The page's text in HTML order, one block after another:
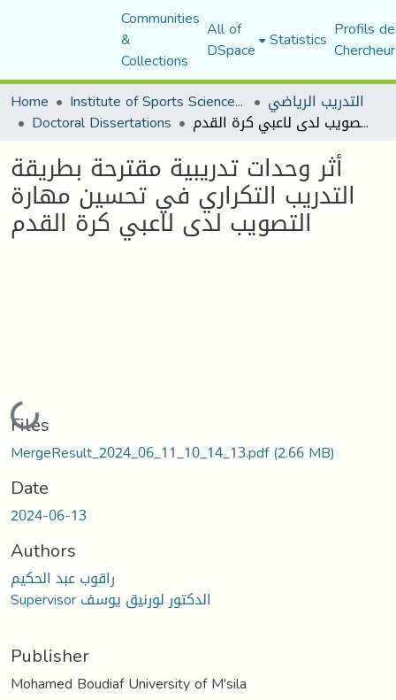
Communities
&
Collections
All of
DSpace Statistics Profils
Home
Institute of Sports Sciences and Techniques التدريب الرياضي
Doctoral Dissertations أثر وحدات تدريبية مقترحة بطريقة التدريب التكراري في تحسين مهارة التصويب لدى لاعبي كرة القدم
أثر وحدات تدريبية مقترحة بطريقة
التدريب التكراري في تحسين مهارة
التصويب لدى لاعبي كرة القدم
Files
MergeResult_2024_06_11_10_14_13.pdf(2.66 MB)
Date
2024-06-13
Authors
راقوب عبد الحكيم
Supervisor الدكتور لورنيق يوسف
Publisher
Mohamed Boudiaf University of M'sila